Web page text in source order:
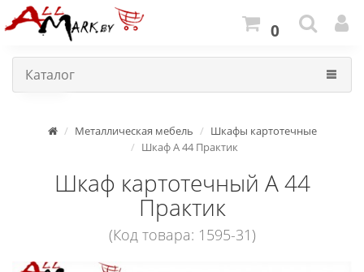
0
Каталог
Металлическая мебель
Шкафы картотечные
Шкаф A 44 Практик
Шкаф картотечный A 44
Практик
(Код товара: 1595-31)